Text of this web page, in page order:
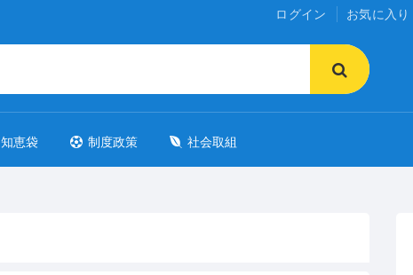
ログイン お気に入り
知恵袋 制度政策 社会取組